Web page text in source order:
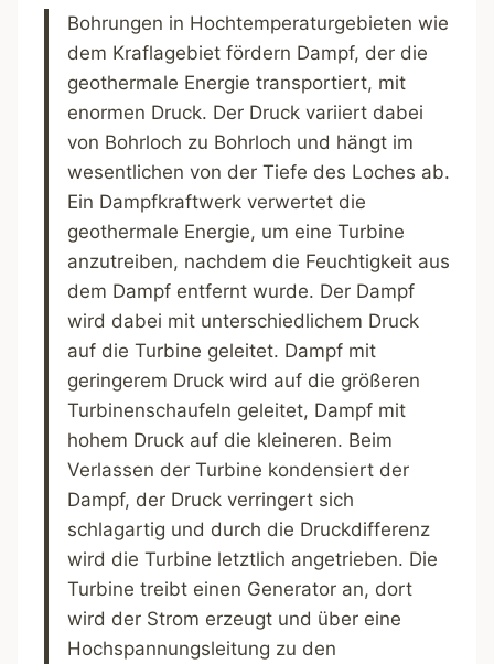
Bohrungen in Hochtemperaturgebieten wie
dem Kraflagebiet fördern Dampf, der die
geothermale Energie transportiert, mit
enormen Druck. Der Druck variiert dabei
von Bohrloch zu Bohrloch und hängt im
wesentlichen von der Tiefe des Loches ab.
Ein Dampfkraftwerk verwertet die
geothermale Energie, um eine Turbine
anzutreiben, nachdem die Feuchtigkeit aus
dem Dampf entfernt wurde. Der Dampf
wird dabei mit unterschiedlichem Druck
auf die Turbine geleitet. Dampf mit
geringerem Druck wird auf die größeren
Turbinenschaufeln geleitet, Dampf mit
hohem Druck auf die kleineren. Beim
Verlassen der Turbine kondensiert der
Dampf, der Druck verringert sich
schlagartig und durch die Druckdifferenz
wird die Turbine letztlich angetrieben. Die
Turbine treibt einen Generator an, dort
wird der Strom erzeugt und über eine
Hochspannungsleitung zu den